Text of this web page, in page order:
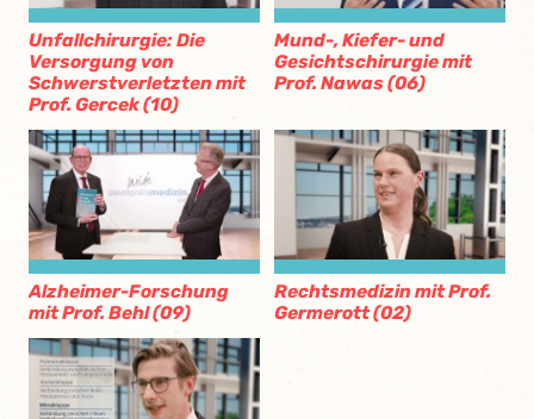
Unfallchirurgie: Die
Versorgung von
Schwerstverletzten mit
Prof. Gercek (10)
Mund-, Kiefer- und
Gesichtschirurgie mit
Prof. Nawas (06)
Alzheimer-Forschung
mit Prof. Behl (09)
Rechtsmedizin mit Prof.
Germerott (02)